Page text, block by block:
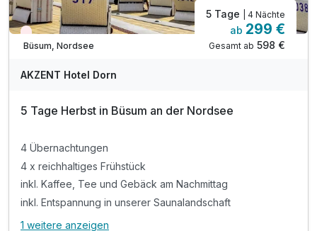
Wieder frei ab Oktober
Büsum, Nordsee
5 Tage | 4 Nächte
ab 299 €
Gesamt ab 598 €
AKZENT Hotel Dorn
5 Tage Herbst in Büsum an der Nordsee
4 Übernachtungen
4 x reichhaltiges Frühstück
inkl. Kaffee, Tee und Gebäck am Nachmittag
inkl. Entspannung in unserer Saunalandschaft
1 weitere anzeigen